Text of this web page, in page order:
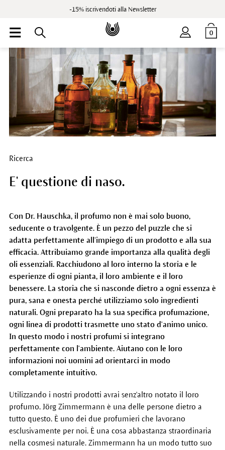
-15% iscrivendoti alla Newsletter
0
Ricerca
E' questione di naso.
Con Dr. Hauschka, il profumo non è mai solo buono,
seducente o travolgente. È un pezzo del puzzle che si
adatta perfettamente all’impiego di un prodotto e alla sua
efficacia. Attribuiamo grande importanza alla qualità degli
oli essenziali. Racchiudono al loro interno la storia e le
esperienze di ogni pianta, il loro ambiente e il loro
benessere. La storia che si nasconde dietro a ogni essenza è
pura, sana e onesta perché utilizziamo solo ingredienti
naturali. Ogni preparato ha la sua specifica profumazione,
ogni linea di prodotti trasmette uno stato d'animo unico.
In questo modo i nostri profumi si integrano
perfettamente con l'ambiente. Aiutano con le loro
informazioni noi uomini ad orientarci in modo
completamente intuitivo.
Utilizzando i nostri prodotti avrai senz'altro notato il loro
profumo. Jörg Zimmermann è una delle persone dietro a
tutto questo. È uno dei due profumieri che lavorano
esclusivamente per noi. È una cosa abbastanza straordinaria
nella cosmesi naturale. Zimmermann ha un modo tutto suo